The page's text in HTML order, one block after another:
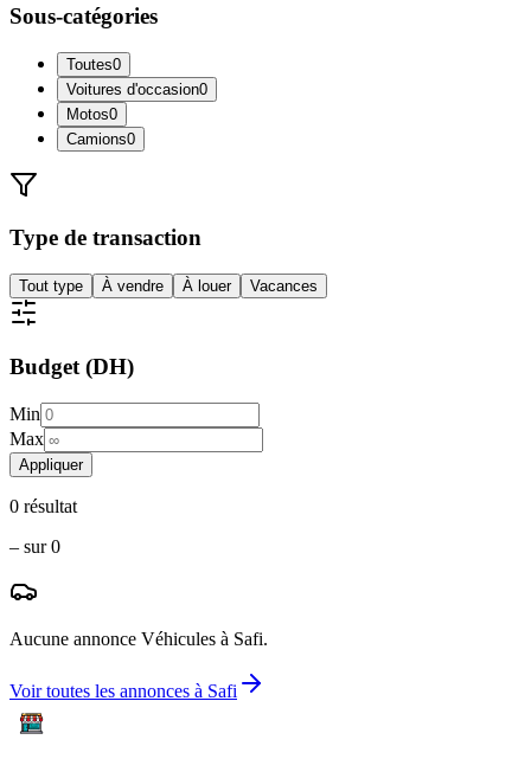
Sous-catégories
Toutes0
Voitures d'occasion0
Motos0
Camions0
Type de transaction
Tout type À vendre À louer Vacances
Budget (DH)
Min
Max
Appliquer
0 résultat
– sur0
Aucune annonce Véhicules à Safi.
Voir toutes les annonces à Safi